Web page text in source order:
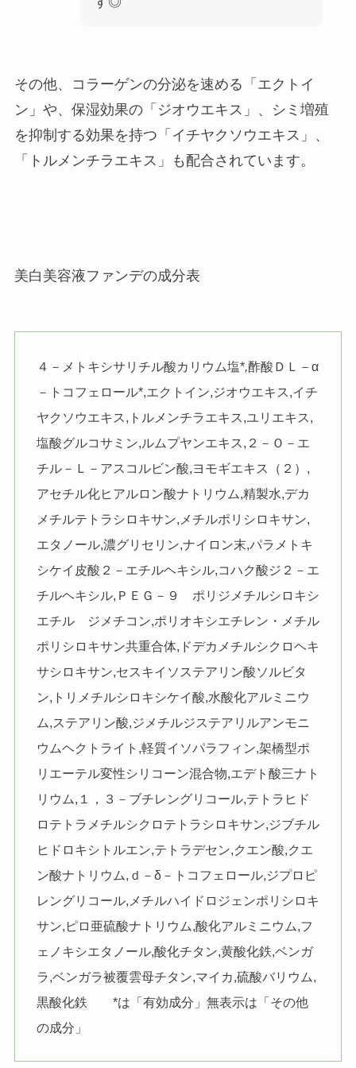
その他、コラーゲンの分泌を速める「エクトイ
ン」や、保湿効果の「ジオウエキス」、シミ増殖
を抑制する効果を持つ「イチヤクソウエキス」、
「トルメンチラエキス」も配合されています。
美白美容液ファンデの成分表
４－メトキシサリチル酸カリウム塩*, 酢酸ＤＬ－α
－トコフェロール*,エクトイン,ジオウエキス,イチ
ヤクソウエキス,トルメンチラエキス,ユリエキス,
塩酸グルコサミン,ルムプヤンエキス,２－Ｏ－エ
チル－Ｌ－アスコルビン酸,ヨモギエキス（２）,
アセチル化ヒアルロン酸ナトリウム,精製水,デカ
メチルテトラシロキサン,メチルポリシロキサン,
エタノール,濃グリセリン,ナイロン末,パラメトキ
シケイ皮酸２－エチルヘキシル,コハク酸ジ２－エ
チルヘキシル,ＰＥＧ－９ ポリジメチルシロキシ
エチル ジメチコン,ポリオキシエチレン・メチル
ポリシロキサン共重合体,ドデカメチルシクロヘキ
サシロキサン,セスキイソステアリン酸ソルビタ
ン,トリメチルシロキシケイ酸,水酸化アルミニウ
ム,ステアリン酸,ジメチルジステアリルアンモニ
ウムヘクトライト,軽質イソパラフィン,架橋型ポ
リエーテル変性シリコーン混合物,エデト酸三ナト
リウム,１，３－ブチレングリコール,テトラヒド
ロテトラメチルシクロテトラシロキサン,ジブチル
ヒドロキシトルエン,テトラデセン,クエン酸,クエ
ン酸ナトリウム,ｄ－δ－トコフェロール,ジプロピ
レングリコール,メチルハイドロジェンポリシロキ
サン,ピロ亜硫酸ナトリウム,酸化アルミニウム,フ
ェノキシエタノール,酸化チタン,黄酸化鉄,ベンガ
ラ,ベンガラ被覆雲母チタン,マイカ,硫酸バリウム,
黒酸化鉄 *は「有効成分」無表示は「その他
の成分」